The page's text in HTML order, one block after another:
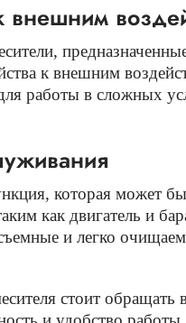
внешним
к внешним
работы в сложных
которая может
как двигатель и
и легко
стоит обращать